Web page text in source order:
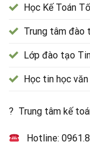
Học Kế Toán
Trung tâm đào
Lớp đào tạo
Học tin học
? Trung tâm kế
Hotline: